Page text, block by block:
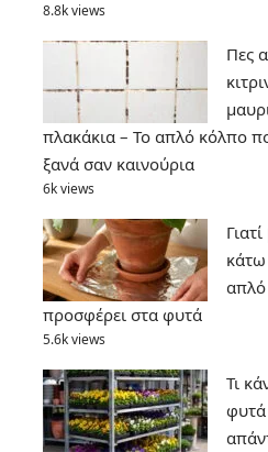
8.8k views
Πες
πλακάκια – Το απλό κόλπο
ξανά σαν καινούρια
6k views
κάτω
απλό
προσφέρει στα φυτά
5.6k views
Τι